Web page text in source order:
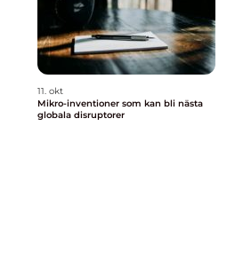
11. okt
Mikro-inventioner som kan bli nästa
globala disruptorer